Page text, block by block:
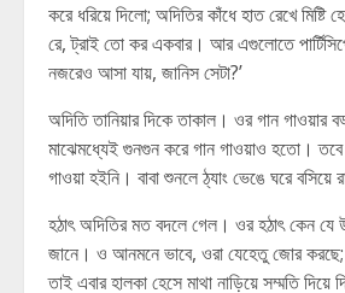
করে ধরিয়ে দিলো; অদিতির কাঁধে হাত রেখে
রে, ট্রাই তো কর একবার। আর এগুলোতে
নজরেও আসা যায়, জানিস সেটা?’
অদিতি তানিয়ার দিকে তাকাল। ওর গান গাওয়ার
মাঝেমধ্যেই গুনগুন করে গান গাওয়াও হতো।
গাওয়া হইনি। বাবা শুনলে ঠ্যাং ভেঙে ঘরে বসিয়ে
হঠাৎ অদিতির মত বদলে গেল। ওর হঠাৎ কেন
জানে। ও আনমনে ভাবে, ওরা যেহেতু জোর
তাই এবার হালকা হেসে মাথা নাড়িয়ে সম্মতি দিয়ে